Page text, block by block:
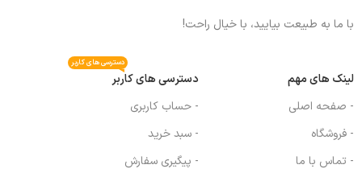
با ما به طبیعت بیایید، با خیال راحت!
لینک های مهم
- صفحه اصلی
- فروشگاه
- تماس با ما
دسترسی های کاربر
دسترسی های کاربر
- حساب کاربری
- سبد خرید
- پیگیری سفارش